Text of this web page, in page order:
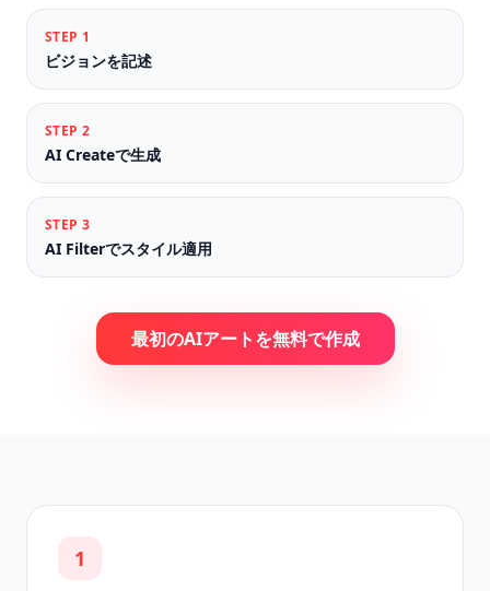
STEP 1
ビジョンを記述
STEP 2
AI Createで生成
STEP 3
AI Filterでスタイル適用
最初のAIアートを無料で作成
1